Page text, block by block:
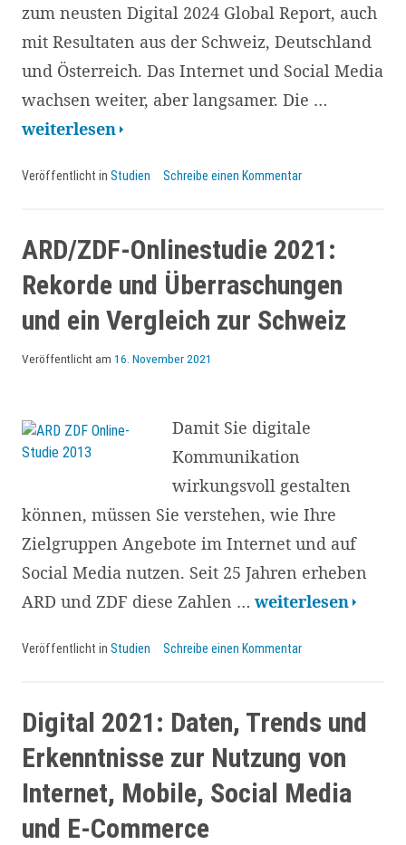
Deutschland
und
Österreich
zum neusten Digital 2024 Global Report, auch
mit Resultaten aus der Schweiz, Deutschland
und Österreich. Das Internet und Social Media
wachsen weiter, aber langsamer. Die …
Digital
weniger
Zeit,
verändertes
Suchverhalten,
boomende
digitale
weiterlesen
Veröffentlicht in Studien Schreibe einen Kommentar
ARD/ZDF-Onlinestudie 2021:
Rekorde und Überraschungen
und ein Vergleich zur Schweiz
Veröffentlicht am 16. November 2021
Damit Sie digitale
Kommunikation
wirkungsvoll gestalten
können, müssen Sie verstehen, wie Ihre
Zielgruppen Angebote im Internet und auf
Social Media nutzen. Seit 25 Jahren erheben
ARD und ZDF diese Zahlen … ARD/ZDF-
2021:
und
und
ein
weiterlesen
Veröffentlicht in Studien Schreibe einen Kommentar
Digital 2021: Daten, Trends und
Erkenntnisse zur Nutzung von
Internet, Mobile, Social Media
und E-Commerce